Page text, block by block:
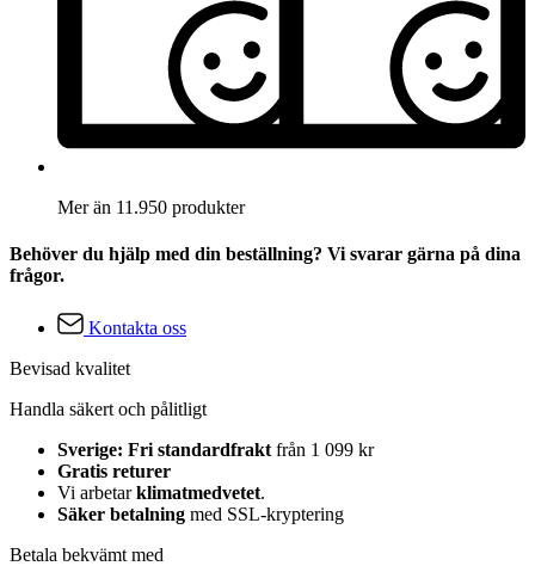
Mer än 11.950 produkter
Behöver du hjälp med din beställning? Vi svarar gärna på dina
frågor.
Kontakta oss
Bevisad kvalitet
Handla säkert och pålitligt
Sverige: Fri standardfrakt från 1 099 kr
Gratis returer
Vi arbetarklimatmedvetet.
Säker betalning med SSL-kryptering
Betala bekvämt med